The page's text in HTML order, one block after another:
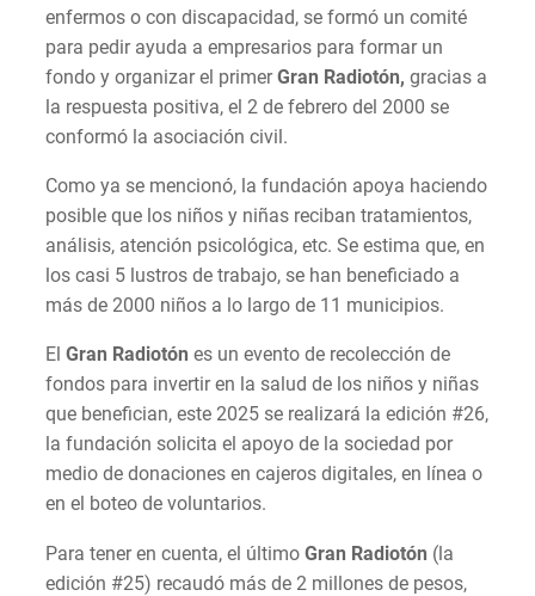
enfermos o con discapacidad, se formó un comité
para pedir ayuda a empresarios para formar un
fondo y organizar el primerGran Radiotón, gracias a
la respuesta positiva, el 2 de febrero del 2000 se
conformó la asociación civil.
Como ya se mencionó, la fundación apoya haciendo
posible que los niños y niñas reciban tratamientos,
análisis, atención psicológica, etc. Se estima que, en
los casi 5 lustros de trabajo, se han beneficiado a
más de 2000 niños a lo largo de 11 municipios.
El Gran Radiotón es un evento de recolección de
fondos para invertir en la salud de los niños y niñas
que benefician, este 2025 se realizará la edición #26,
la fundación solicita el apoyo de la sociedad por
medio de donaciones en cajeros digitales, en línea o
en el boteo de voluntarios.
Para tener en cuenta, el último Gran Radiotón (la
edición #25) recaudó más de 2 millones de pesos,